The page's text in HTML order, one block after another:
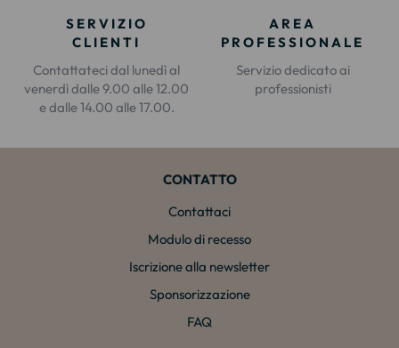
SERVIZIO
CLIENTI
Contattateci dal lunedì al
venerdì dalle 9.00 alle 12.00
e dalle 14.00 alle 17.00.
AREA
PROFESSIONALE
Servizio dedicato ai
professionisti
CONTATTO
Contattaci
Modulo di recesso
Iscrizione alla newsletter
Sponsorizzazione
FAQ